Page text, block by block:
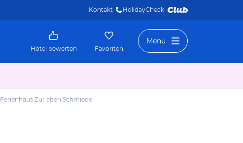
Kontakt HolidayCheck
Hotel bewerten Favoriten
Menü
Ferienhaus Zur alten Schmiede